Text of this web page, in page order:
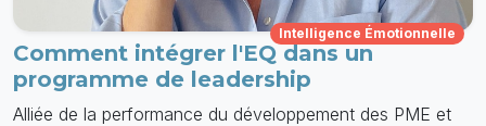
Intelligence Émotionnelle
Comment intégrer l'EQ dans un
programme de leadership
Alliée de la performance du développement des PME et